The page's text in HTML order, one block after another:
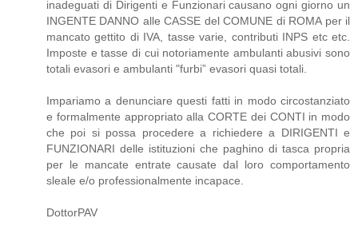
inadeguati di Dirigenti e Funzionari causano ogni giorno un
INGENTE DANNO alle CASSE del COMUNE di ROMA per il
mancato gettito di IVA, tasse varie, contributi INPS etc etc.
Imposte e tasse di cui notoriamente ambulanti abusivi sono
totali evasori e ambulanti "furbi” evasori quasi totali.
Impariamo a denunciare questi fatti in modo circostanziato
e formalmente appropriato alla CORTE dei CONTI in modo
che poi si possa procedere a richiedere a DIRIGENTI e
FUNZIONARI delle istituzioni che paghino di tasca propria
per le mancate entrate causate dal loro comportamento
sleale e/o professionalmente incapace.
DottorPAV